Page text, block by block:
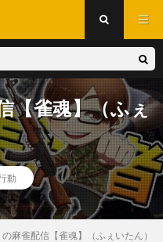
【雀魂】（ふぇ
動
麻雀配信【雀魂】（ふぇいたん）